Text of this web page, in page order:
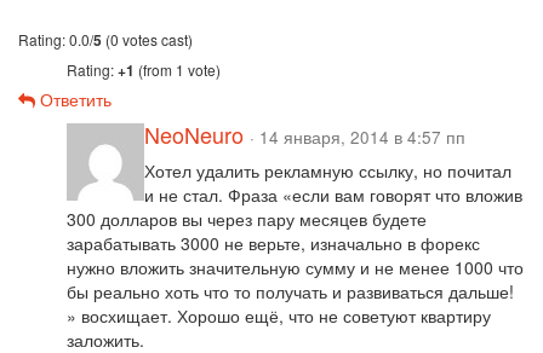
Rating: 0.0/5 (0 votes cast)
Rating:+1 (from 1 vote)
Ответить
NeoNeuro · 14 января, 2014 в 4:57 пп
Хотел удалить рекламную ссылку, но почитал
и не стал. Фраза «если вам говорят что вложив
300 долларов вы через пару месяцев будете
зарабатывать 3000 не верьте, изначально в форекс
нужно вложить значительную сумму и не менее 1000 что
бы реально хоть что то получать и развиваться дальше!
» восхищает. Хорошо ещё, что не советуют квартиру
заложить.